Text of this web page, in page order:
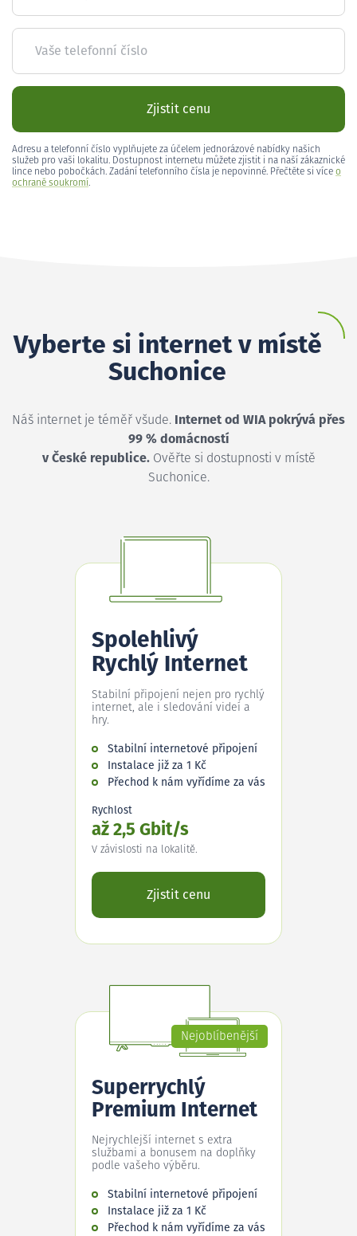
Vaše telefonní číslo
Zjistit cenu
Adresu a telefonní číslo vyplňujete za účelem jednorázové nabídky našich
služeb pro vaši lokalitu. Dostupnost internetu můžete zjistit i na naší zákaznické
lince nebo pobočkách. Zadání telefonního čísla je nepovinné. Přečtěte si více o
ochraně soukromí.
Vyberte si internet v místě
Suchonice
Náš internet je téměř všude. Internet od WIA pokrývá přes
99 % domácností
v České republice.Ověřte si dostupnosti v místě
Suchonice.
Spolehlivý
Rychlý Internet
Stabilní připojení nejen pro rychlý
internet, ale i sledování videí a
hry.
Stabilní internetové připojení
Instalace již za 1 Kč
Přechod k nám vyřídíme za vás
Rychlost
až 2,5 Gbit/s
V závislosti na lokalitě.
Zjistit cenu
Nejoblíbenější
Superrychlý
Premium Internet
Nejrychlejší internet s extra
službami a bonusem na doplňky
podle vašeho výběru.
Stabilní internetové připojení
Instalace již za 1 Kč
Přechod k nám vyřídíme za vás